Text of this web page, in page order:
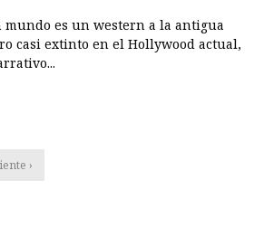
mundo es un western a la antigua
casi extinto en el Hollywood actual,
›